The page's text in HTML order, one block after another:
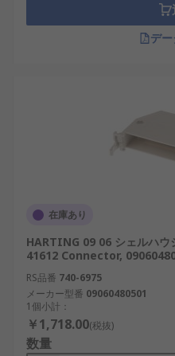
デ
在庫あり
HARTING 09 06 シェルハ
41612 Connector,
RS品番 740-6975
メーカー型番 09060480501
1個小計：
￥1,718.00(税抜)
数量